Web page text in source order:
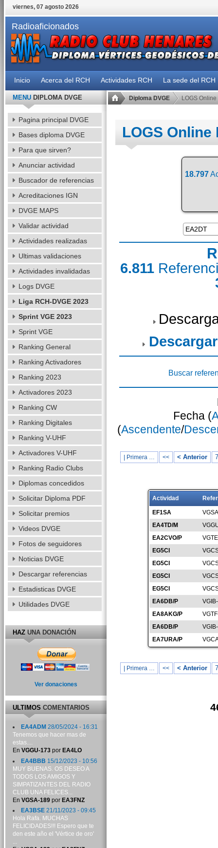
viernes, 07 agosto 2026
Radioaficionados
Inicio Acerca del RCH Actividades RCH La sede del RCH
Diploma DVGE LOGS Online
LOGS Online
18.797
6.811
Buscar
Fecha (
(Ascendente/
| Primera … << < Anterior
Actividad
EF1SA
EA4TD/M
EA2CVO/P
EG5CI
EG5CI
EG5CI
EG5CI
EA6DB/P
EA8AKG/P
EA6DB/P
EA7URA/P
| Primera … << < Anterior
MENUDIPLOMA DVGE
Pagina principal DVGE
Bases diploma DVGE
Para que sirven?
Anunciar actividad
Buscador de referencias
Acreditaciones IGN
DVGE MAPS
Validar actividad
Actividades realizadas
Ultimas validaciones
Actividades invalidadas
Logs DVGE
Liga RCH-DVGE 2023
Sprint VGE 2023
Sprint VGE
Ranking General
Ranking Activadores
Ranking 2023
Activadores 2023
Ranking CW
Ranking Digitales
Ranking V-UHF
Activadores V-UHF
Ranking Radio Clubs
Diplomas concedidos
Solicitar Diploma PDF
Solicitar premios
Videos DVGE
Fotos de seguidores
Noticias DVGE
Descargar referencias
Estadisticas DVGE
Utilidades DVGE
HAZUNA DONACIÓN
Ver donaciones
ULTIMOSCOMENTARIOS
EA4ADM 28/05/2024 - 16:31
Tenemos que hacer mas de
estas....
En VGGU-173por EA4LO
EA4BBB 15/12/2023 - 10:56
MUY BUENAS. OS DESEO A
TODOS LOS AMIGOS Y
SIMPATIZANTES DEL RADIO
CLUB UNA FELICES...
En VGSA-189por EA3FNZ
EA3BSE21/11/2023 - 09:45
Hola Rafa. MUCHAS
FELICIDADES!!! Espero que te
den este año el 'Vértice de oro'
...